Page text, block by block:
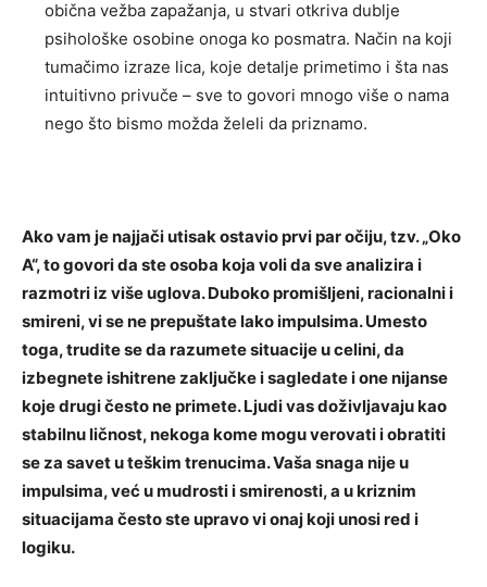
obična vežba zapažanja, u stvari otkriva dublje
psihološke osobine onoga ko posmatra. Način na koji
tumačimo izraze lica, koje detalje primetimo i šta nas
intuitivno privuče – sve to govori mnogo više o nama
nego što bismo možda želeli da priznamo.
Ako vam je najjači utisak ostavio prvi par očiju, tzv. „Oko
A“, to govori da ste osoba koja voli da sve analizira i
razmotri iz više uglova. Duboko promišljeni, racionalni i
smireni, vi se ne prepuštate lako impulsima. Umesto
toga, trudite se da razumete situacije u celini, da
izbegnete ishitrene zaključke i sagledate i one nijanse
koje drugi često ne primete. Ljudi vas doživljavaju kao
stabilnu ličnost, nekoga kome mogu verovati i obratiti
se za savet u teškim trenucima. Vaša snaga nije u
impulsima, već u mudrosti i smirenosti, a u kriznim
situacijama često ste upravo vi onaj koji unosi red i
logiku.